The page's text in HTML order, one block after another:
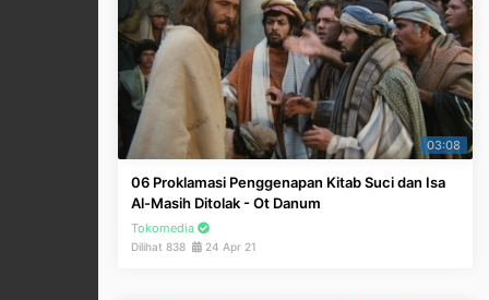
03:08
06 Proklamasi Penggenapan Kitab Suci dan Isa
Al-Masih Ditolak - Ot Danum
Tokomedia
Dilihat 838 24 Apr 21